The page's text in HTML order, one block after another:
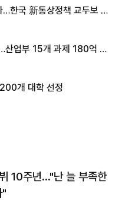
한국 新통상정책 교두보 활
산업부 15개 과제 180억 지
개 대학 선정
10주년…"난 늘 부족한
"